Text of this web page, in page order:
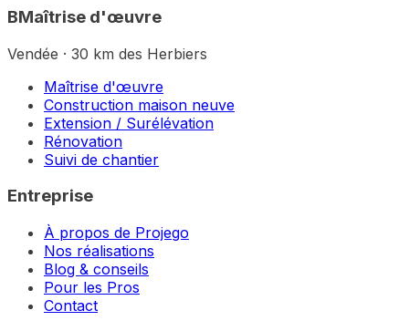
BMaîtrise d'œuvre
Vendée · 30 km des Herbiers
Maîtrise d'œuvre
Construction maison neuve
Extension / Surélévation
Rénovation
Suivi de chantier
Entreprise
À propos de Projego
Nos réalisations
Blog & conseils
Pour les Pros
Contact